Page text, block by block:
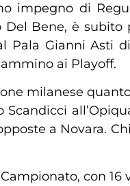
impegno di
Bene, è
Pala Gianni Asti
ai Playoff.
milanese
a Novara.
con